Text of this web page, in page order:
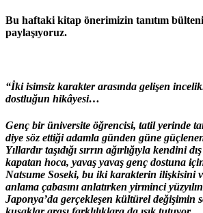
Bu haftaki kitap önerimizin tanıtım
paylaşıyoruz.
“İki isimsiz karakter arasında gelişen
dostluğun hikâyesi…
Genç bir üniversite öğrencisi, tatil yerinde
diye söz ettiği adamla günden güne
Yıllardır taşıdığı sırrın ağırlığıyla kendini
kapatan hoca, yavaş yavaş genç dostuna
Natsume Soseki, bu iki karakterin ilişkisini
anlama çabasını anlatırken yirminci
Japonya’da gerçekleşen kültürel değişimin